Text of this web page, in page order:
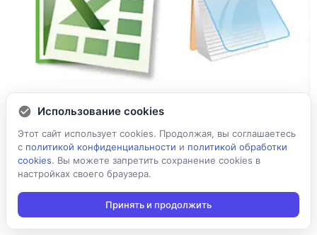
Обмен данными через TXT
и Excel
Использование cookies
Этот сайт использует cookies. Продолжая, вы соглашаетесь
с политикой конфиденциальности и политикой обработки
cookies. Вы можете запретить сохранение cookies в
настройках своего браузера.
Принять и продолжить